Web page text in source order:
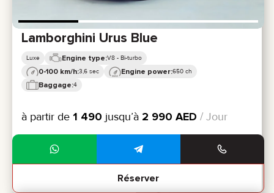
Lamborghini Urus Blue
Luxe Engine type:V8 - Bi-turbo
0-100 km/h:3,6 sec Engine power:650 ch
Baggage:4
à partir de 1 490 jusqu’à 2 990 AED / Jour
Réserver